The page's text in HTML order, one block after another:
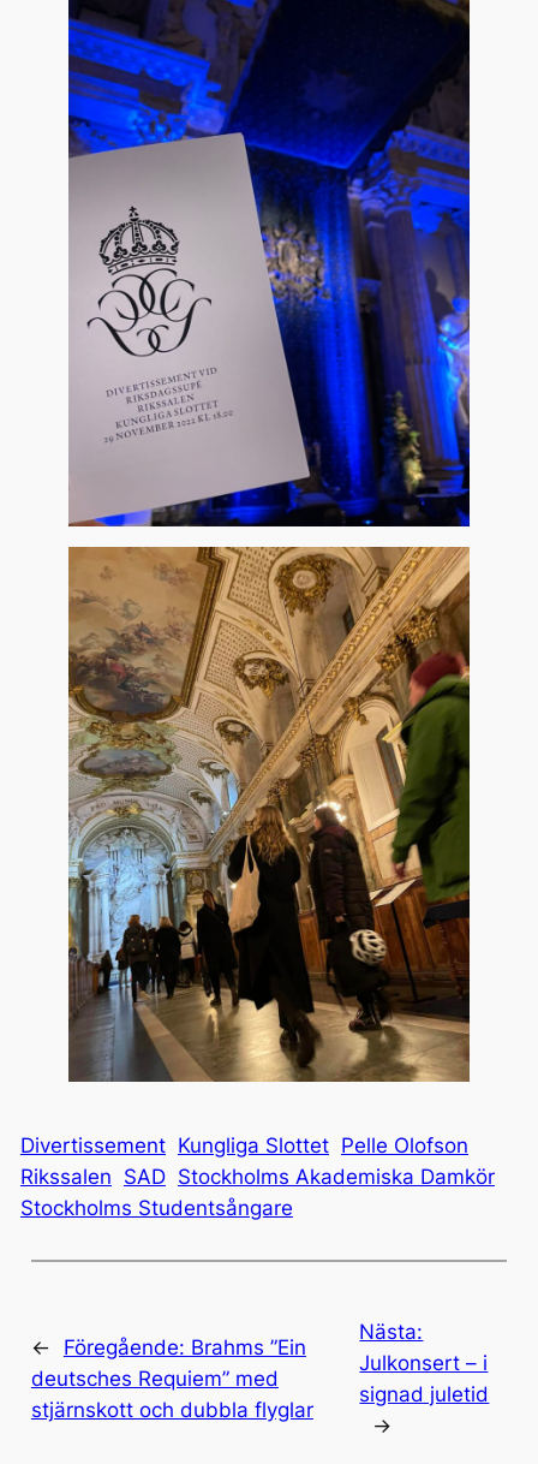
Divertissement Kungliga Slottet Pelle Olofson
Rikssalen SAD Stockholms Akademiska Damkör
Stockholms Studentsångare
← Föregående: Brahms ”Ein
deutsches Requiem” med
stjärnskott och dubbla flyglar
Nästa:
Julkonsert – i
signad juletid
→